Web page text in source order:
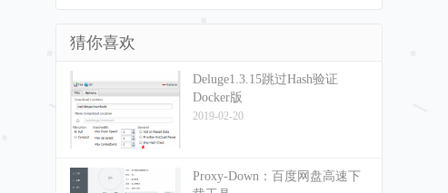
猜你喜欢
Deluge1.3.15跳过Hash验证
Docker版
2019-02-20
Proxy-Down：百度网盘高速下